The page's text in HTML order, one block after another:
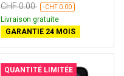
CHF 0.00 -CHF 0.00
Livraison gratuite
GARANTIE 24 MOIS
QUANTITÉ LIMITÉE